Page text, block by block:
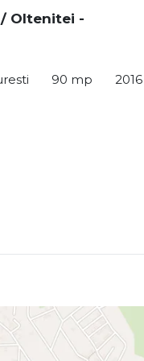
/ Oltenitei -
90 mp 2016